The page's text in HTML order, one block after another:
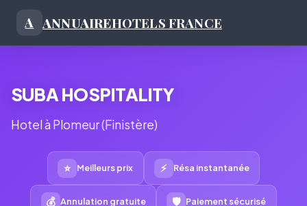
A ANNUAIREHOTELS FRANCE
SUBA HOSPITALITY
Hotel à Plomeur (Finistère)
⭐ Meilleurs prix ⚡ Résa instantanée
💰 Annulation gratuite 🛡 Paiement sécurisé